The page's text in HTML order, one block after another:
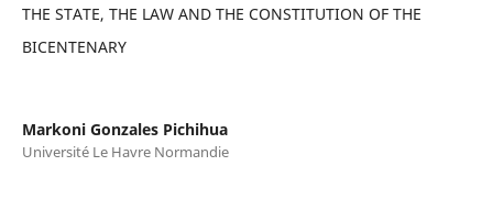
THE STATE, THE LAW AND THE CONSTITUTION OF THE
BICENTENARY
Markoni Gonzales Pichihua
Université Le Havre Normandie